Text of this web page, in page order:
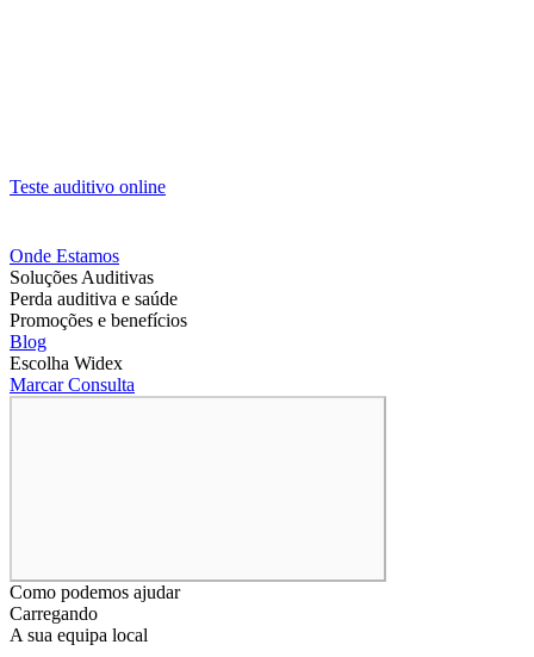
Teste auditivo online
Onde Estamos
Soluções Auditivas
Perda auditiva e saúde
Promoções e benefícios
Blog
Escolha Widex
Marcar Consulta
Como podemos ajudar
Carregando
A sua equipa local